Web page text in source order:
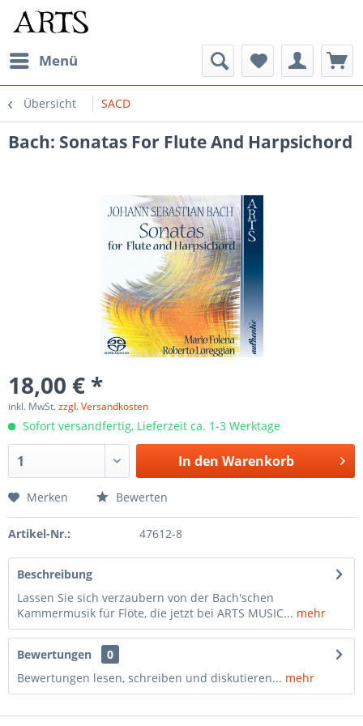
Menü
Übersicht SACD
Bach: Sonatas For Flute And Harpsichord
18,00 € *
inkl. MwSt.zzgl. Versandkosten
Sofort versandfertig, Lieferzeit ca. 1-3 Werktage
In den Warenkorb
Merken Bewerten
Artikel-Nr.: 47612-8
Beschreibung
Lassen Sie sich verzaubern von der Bach'schen
Kammermusik für Flöte, die jetzt bei ARTS MUSIC... mehr
Bewertungen
0
Bewertungen lesen, schreiben und diskutieren... mehr